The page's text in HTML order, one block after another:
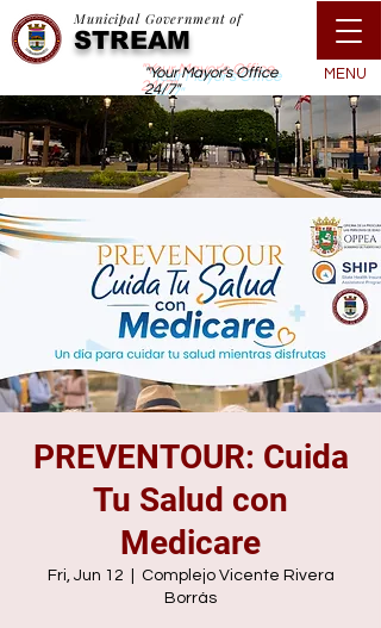
Municipal Government of
STREAM
"Your Mayor's Office
24/7"
MENU
PREVENTOUR: Cuida
Tu Salud con
Medicare
Fri, Jun 12
Complejo Vicente Rivera
Borrás